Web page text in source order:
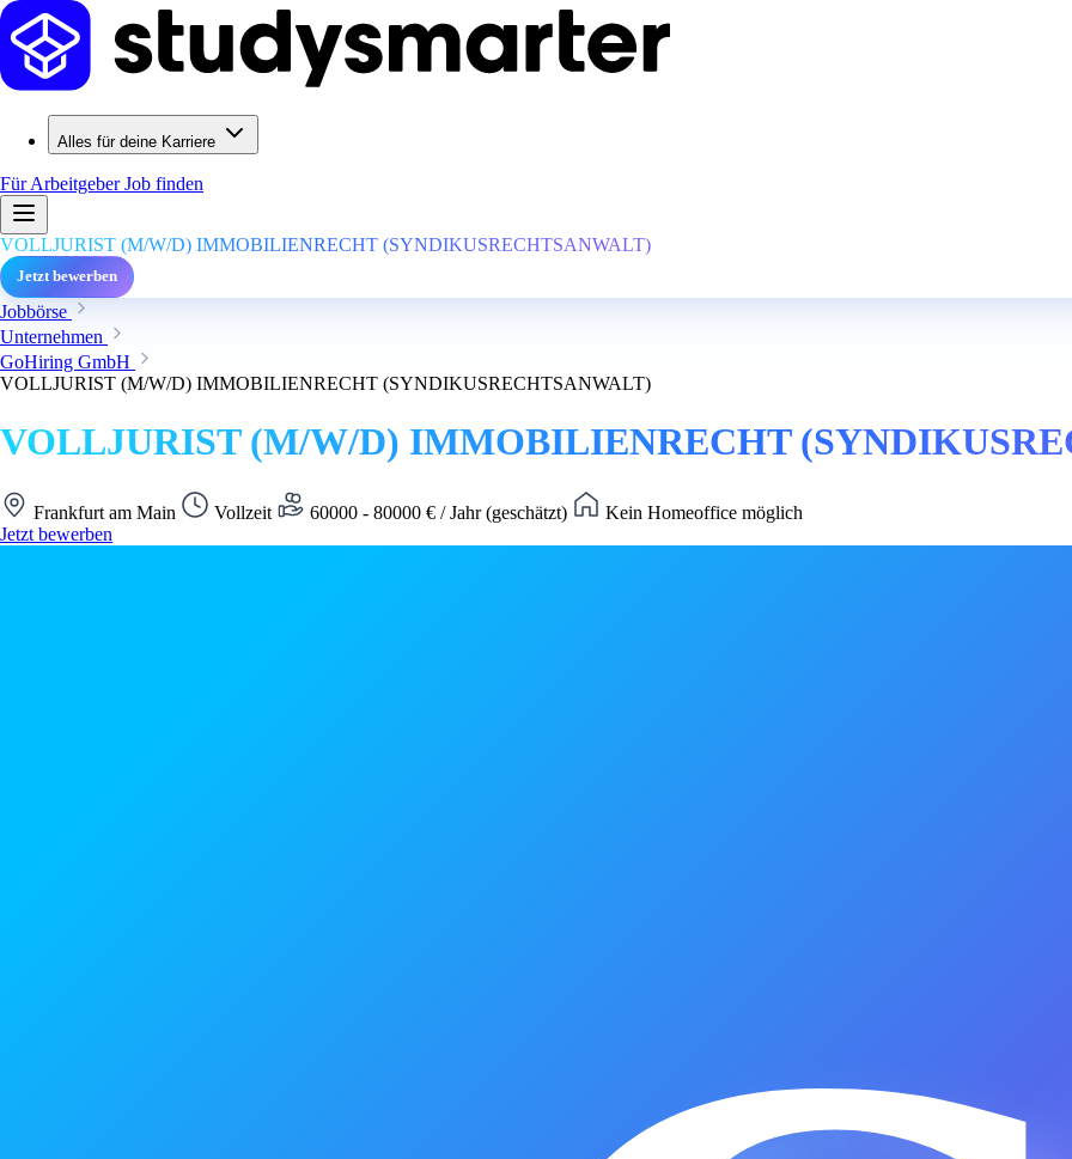
Alles für deine Karriere
Für ArbeitgeberJob finden
VOLLJURIST (M/W/D) IMMOBILIENRECHT (SYNDIKUSRECHTSANWALT)
Jetzt bewerben
Jobbörse
Unternehmen
GoHiring GmbH
VOLLJURIST (M/W/D) IMMOBILIENRECHT (SYNDIKUSRECHTSANWALT)
VOLLJURIST (M/W/D) IMMOBILIENRECHT
Frankfurt am Main Vollzeit 60000 - 80000 € / Jahr (geschätzt)
Kein Homeoffice möglich
Jetzt bewerben